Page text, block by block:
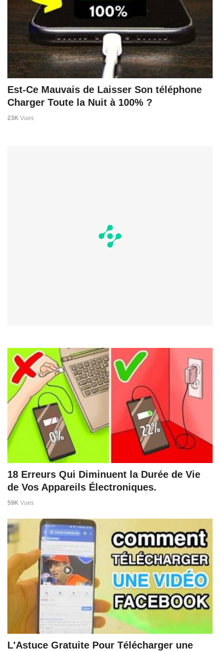
Est-Ce Mauvais de Laisser Son téléphone
Charger Toute la Nuit à 100% ?
23K Vues
18 Erreurs Qui Diminuent la Durée de Vie
de Vos Appareils Électroniques.
59K Vues
L'Astuce Gratuite Pour Télécharger une